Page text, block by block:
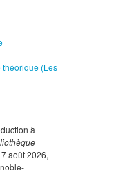
théorique (Les
à
août 2026,